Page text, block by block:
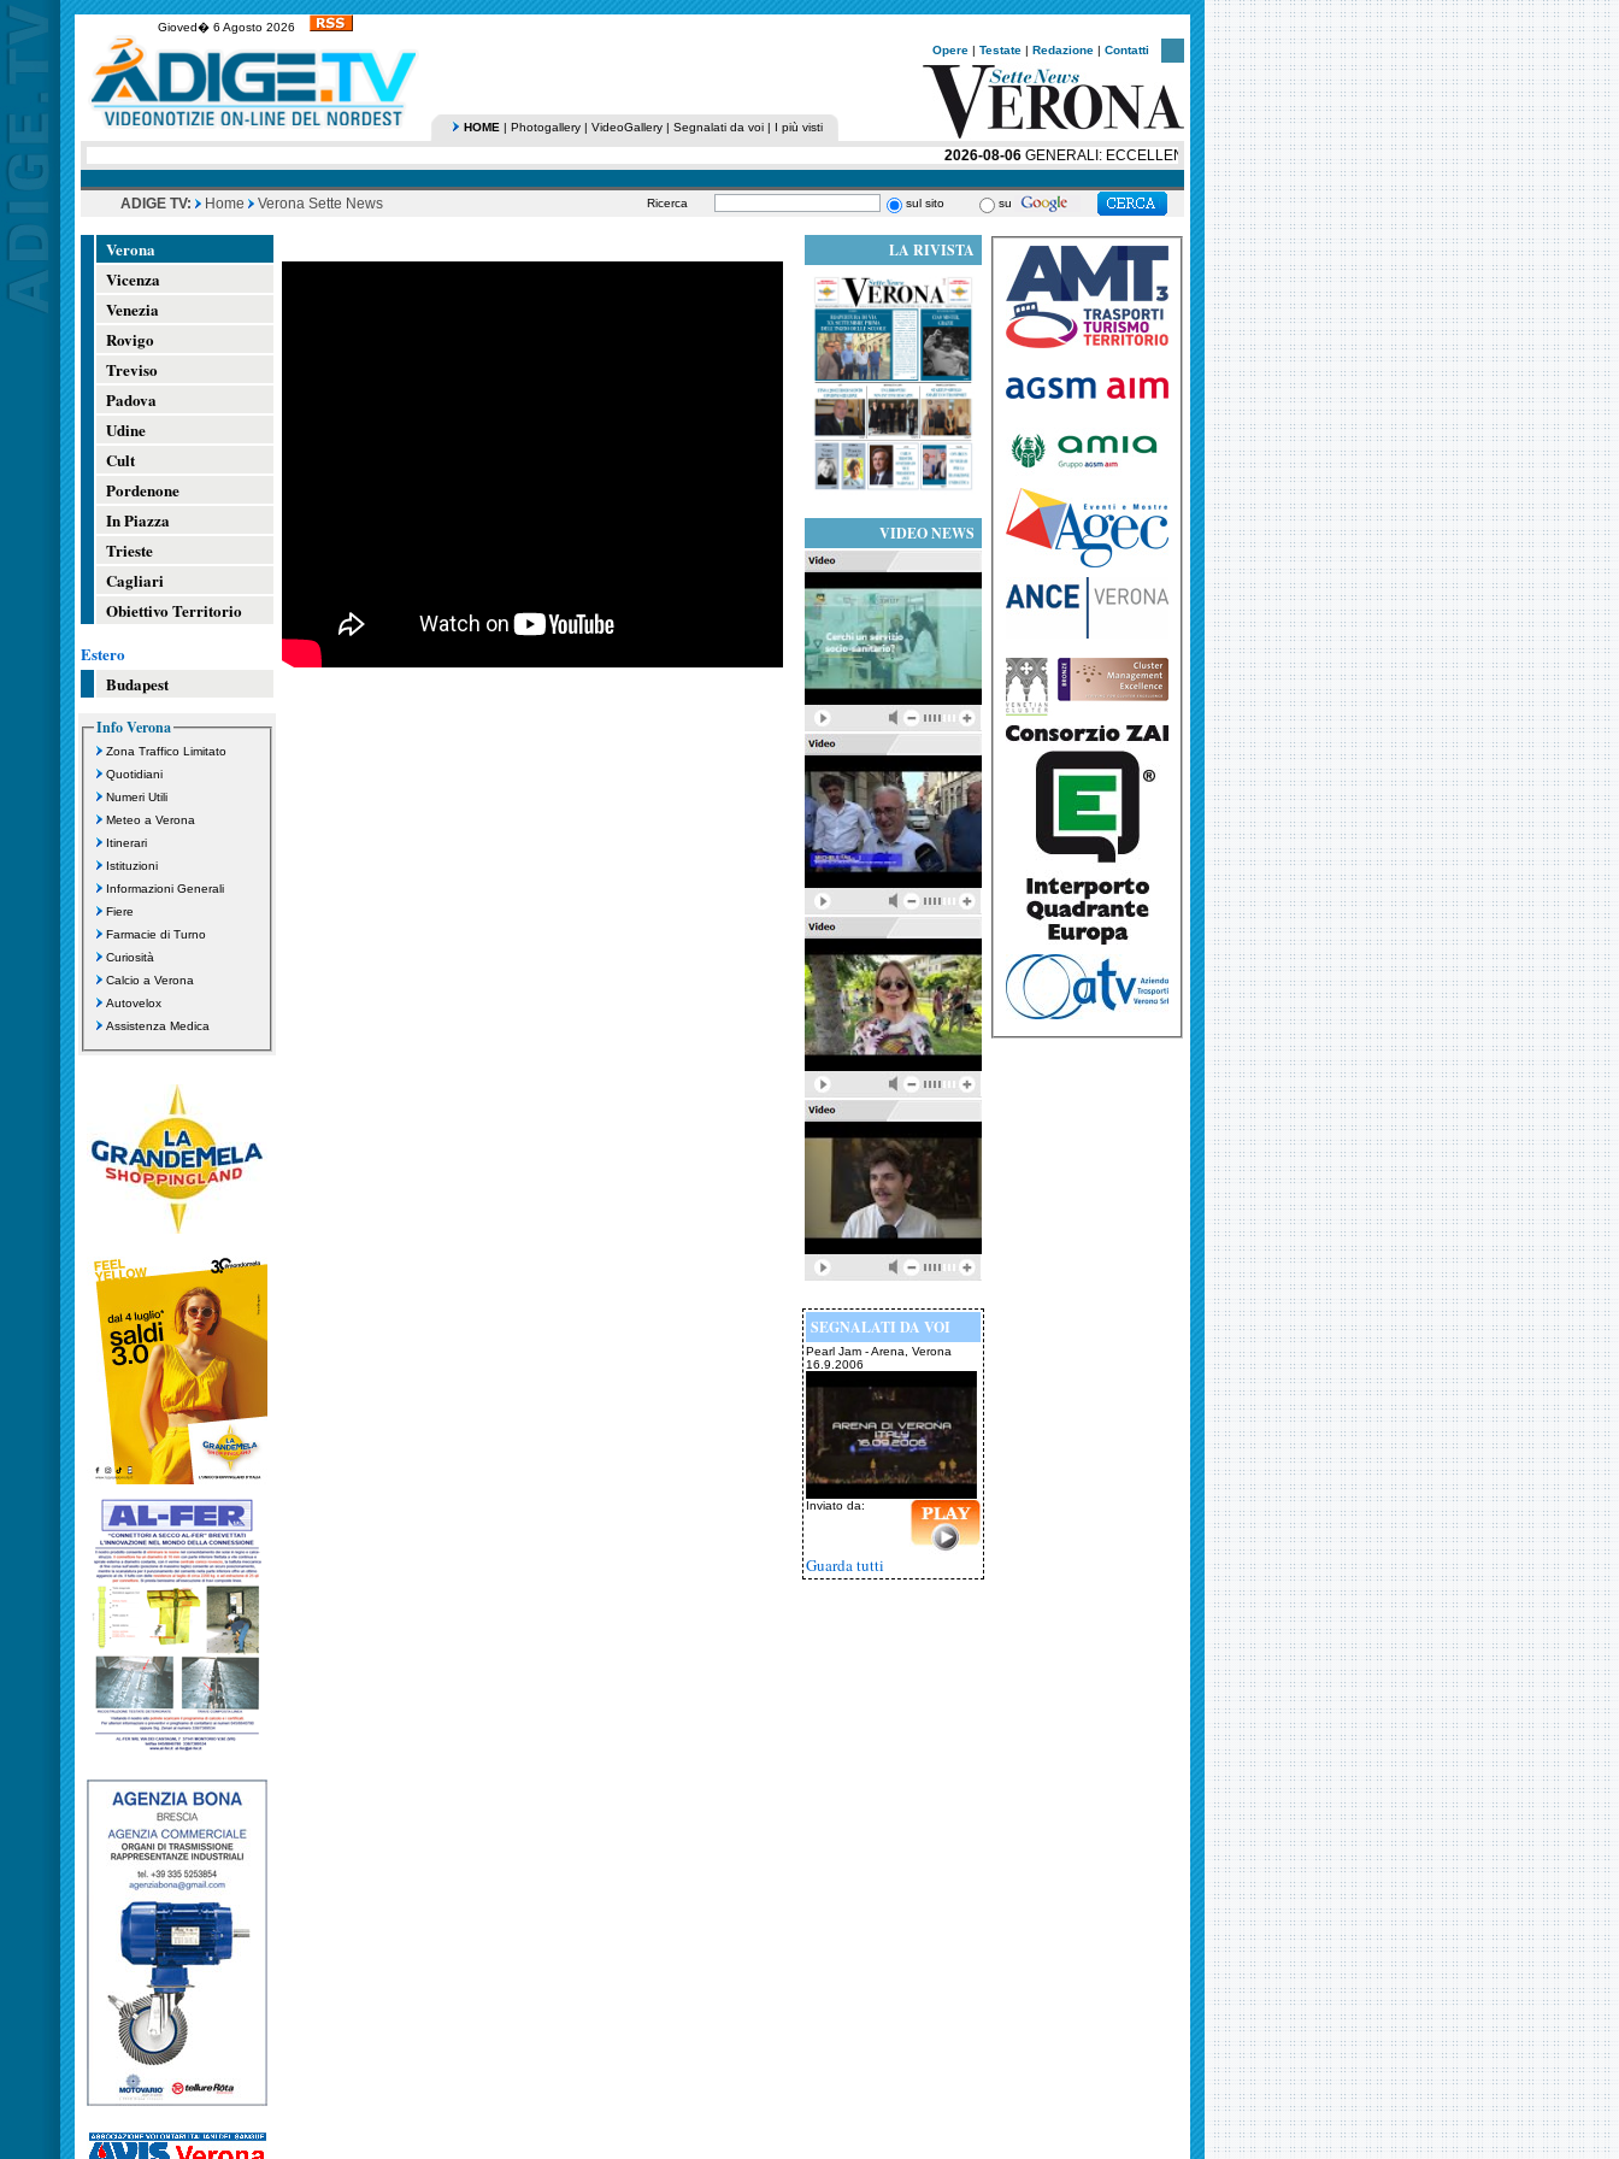
Gioved� 6 Agosto 2026
Opere | Testate | Redazione | Contatti
HOME | Photogallery | VideoGallery | Segnalati da voi | I più visti
2026-08-06GENERALI: ECCELLENTE CRESCITA DEL RISULTATO OPERATIVO E DELL’UTILE
ADIGE TV: Home Verona Sette News Ricerca sul sito su
Verona
Vicenza
Venezia
Rovigo
Treviso
Padova
Udine
Cult
Pordenone
In Piazza
Trieste
Cagliari
Obiettivo Territorio
Estero
Budapest
Info Verona
Zona Traffico Limitato
Quotidiani
Numeri Utili
Meteo a Verona
Itinerari
Istituzioni
Informazioni Generali
Fiere
Farmacie di Turno
Curiosità
Calcio a Verona
Autovelox
Assistenza Medica
LA RIVISTA
VIDEO NEWS
SEGNALATI DA VOI
Pearl Jam - Arena, Verona
16.9.2006
Inviato da:
Guarda tutti